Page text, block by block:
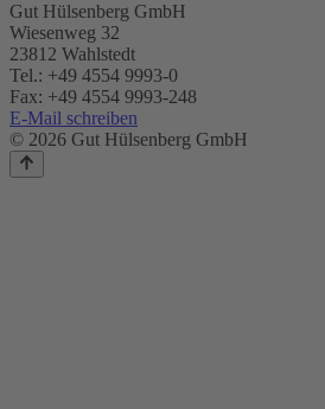
Gut Hülsenberg GmbH
Wiesenweg 32
23812 Wahlstedt
Tel.: +49 4554 9993-0
Fax: +49 4554 9993-248
E-Mail schreiben
© 2026 Gut Hülsenberg GmbH